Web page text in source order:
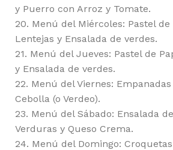
y Puerro con Arroz y Tomate.
20. Menú del Miércoles: Pastel de
Lentejas y Ensalada de verdes.
21. Menú del Jueves: Pastel de
y Ensalada de verdes.
22. Menú del Viernes:
Cebolla (o Verdeo).
23. Menú del Sábado: Ensalada
Verduras y Queso Crema.
24. Menú del Domingo: